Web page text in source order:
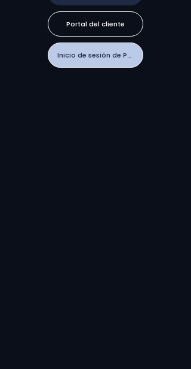
Portal del cliente
Inicio de sesión de PTRG